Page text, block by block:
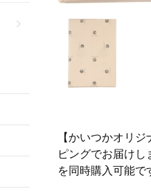
【かいつかオリ
ピングでお届け
を同時購入可能で